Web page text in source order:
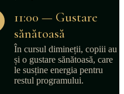
11:00 — Gustare
sănătoasă
În cursul dimineții, copiii au
și o gustare sănătoasă, care
le susține energia pentru
restul programului.